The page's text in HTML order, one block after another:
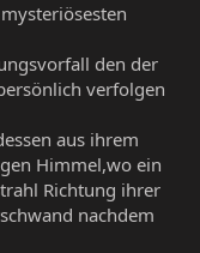
den der
verfolgen
aus ihrem
Himmel,wo ein
Richtung ihrer
nachdem